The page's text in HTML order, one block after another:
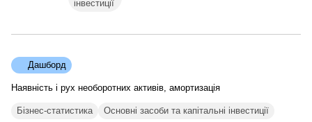
інвестиції
Дашборд
Наявність і рух необоротних активів, амортизація
Бізнес-статистика Основні засоби та капітальні інвестиції